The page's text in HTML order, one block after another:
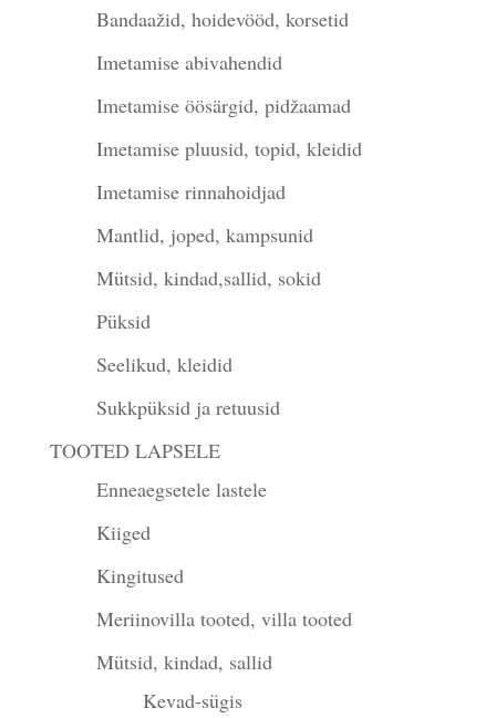
Bandaažid, hoidevööd, korsetid
Imetamise abivahendid
Imetamise öösärgid, pidžaamad
Imetamise pluusid, topid, kleidid
Imetamise rinnahoidjad
Mantlid, joped, kampsunid
Mütsid, kindad,sallid, sokid
Püksid
Seelikud, kleidid
Sukkpüksid ja retuusid
TOOTED LAPSELE
Enneaegsetele lastele
Kiiged
Kingitused
Meriinovilla tooted, villa tooted
Mütsid, kindad, sallid
Kevad-sügis